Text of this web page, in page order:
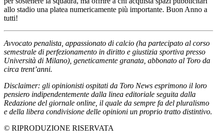
allo stadio una platea numericamente più importante. Buon Anno a
tutti!
Avvocato penalista, appassionato di calcio (ha partecipato al corso
semestrale di perfezionamento in diritto e giustizia sportiva presso
Università di Milano), geneticamente granata, abbonato al Toro da
circa trent’anni.
Disclaimer: gli opinionisti ospitati da Toro News esprimono il loro
pensiero indipendentemente dalla linea editoriale seguita dalla
Redazione del giornale online, il quale da sempre fa del pluralismo
e della libera condivisione delle opinioni un proprio tratto distintivo.
© RIPRODUZIONE RISERVATA